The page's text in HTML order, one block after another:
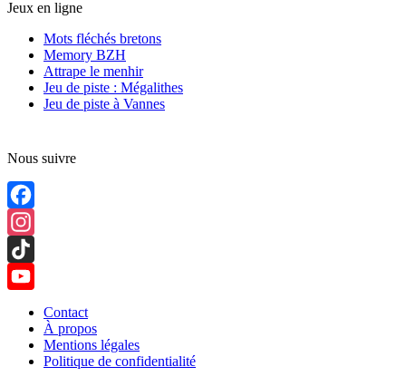
Jeux en ligne
Mots fléchés bretons
Memory BZH
Attrape le menhir
Jeu de piste : Mégalithes
Jeu de piste à Vannes
Nous suivre
Facebook
Instagram
TikTok
Channel
Contact
À propos
Mentions légales
Politique de confidentialité